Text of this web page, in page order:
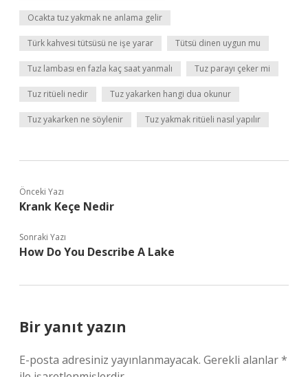
Ocakta tuz yakmak ne anlama gelir
Türk kahvesi tütsüsü ne işe yarar Tütsü dinen uygun mu
Tuz lambası en fazla kaç saat yanmalı Tuz parayı çeker mi
Tuz ritüeli nedir Tuz yakarken hangi dua okunur
Tuz yakarken ne söylenir Tuz yakmak ritüeli nasıl yapılır
Önceki Yazı
Krank Keçe Nedir
Sonraki Yazı
How Do You Describe A Lake
Bir yanıt yazın
E-posta adresiniz yayınlanmayacak. Gerekli alanlar*